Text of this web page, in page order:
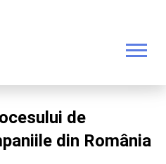
de
din România